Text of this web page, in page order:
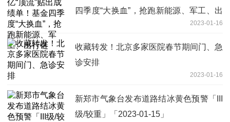
四季度“大换血”，抢跑新能源、军工、出
2023-01-16
收藏转发！北京多家医院春节期间门、急
诊安排
2023-01-16
新郑市气象台发布道路结冰黄色预警「III
级/较重」「2023-01-15」